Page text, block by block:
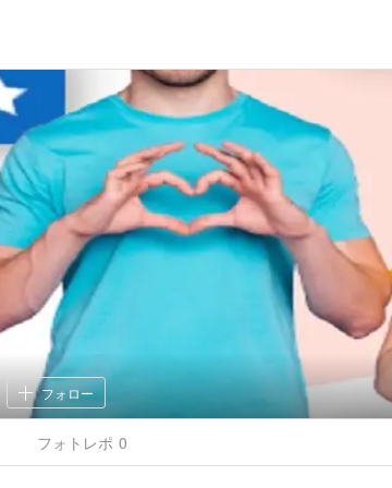
フォロー
フォトレポ 0